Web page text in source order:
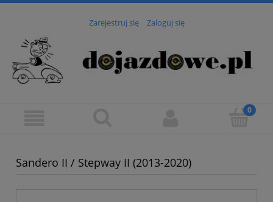
Zarejestruj się Zaloguj się
Sandero II / Stepway II (2013-2020)